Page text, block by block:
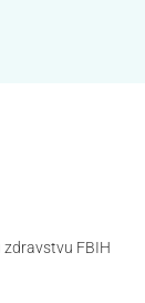
FBIH